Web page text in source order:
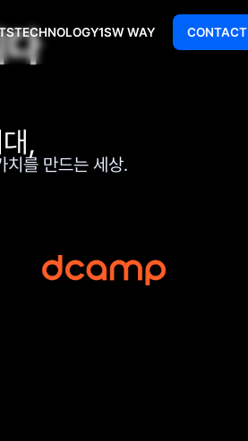
TECHNOLOGY1SW WAY CONTACT